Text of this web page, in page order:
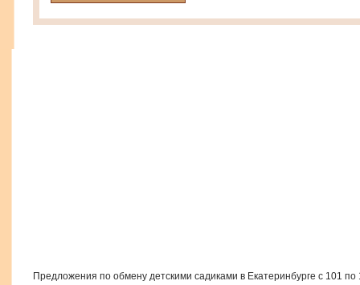
Предложения по обмену детскими садиками в Екатеринбурге с 101 по